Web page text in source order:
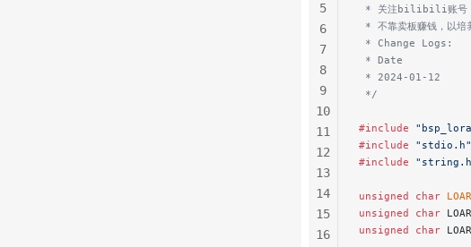
* 关注bilibili账号：【
* 不靠卖板赚钱，以培
* Change Logs:
* Date
* 2024-01-12
*/
#include
#include "stdio.h"
#include
unsigned char
unsigned
char
unsigned
char
5
6
7
8
9
10
11
12
13
14
15
16